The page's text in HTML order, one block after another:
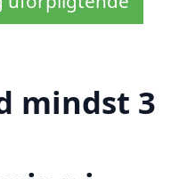
mindst 3